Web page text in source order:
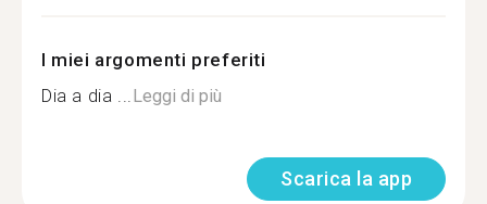
I miei argomenti preferiti
Dia a dia ... Leggi di più
Scarica la app